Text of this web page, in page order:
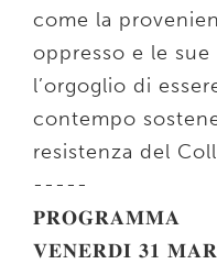
come la
oppresso e le
l’orgoglio di
contempo
resistenza del
-----
𝐏𝐑𝐎𝐆𝐑𝐀𝐌𝐌𝐀
𝐕𝐄𝐍𝐄𝐑𝐃𝐈̀ 𝟑𝟏